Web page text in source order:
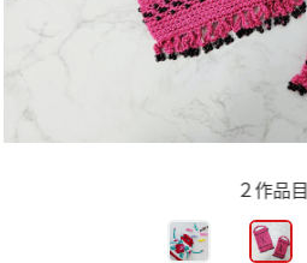
２作品目